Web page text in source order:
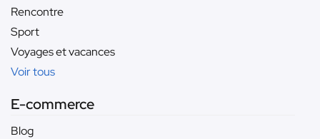
Rencontre
Sport
Voyages et vacances
Voir tous
E-commerce
Blog